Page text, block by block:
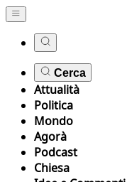
Cerca
Attualità
Politica
Mondo
Agorà
Podcast
Chiesa